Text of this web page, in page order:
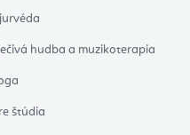
hudba a muzikoterapia
štúdia